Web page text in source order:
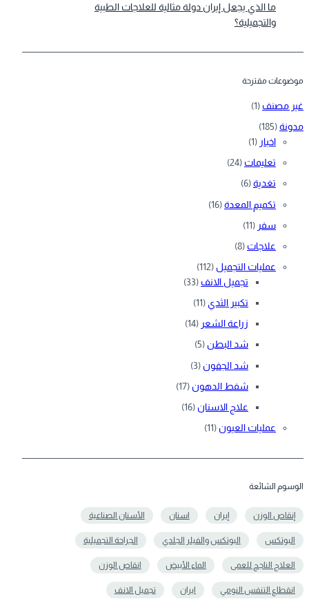
ما الذي يجعل إيران دولة مثالية للعلاجات الطبية
والتجميلية؟
موضوعات مقترحة
غير مصنف (1)
مدونة(185)
اخبار (1)
تعليمات (24)
تغدية(6)
تكميم المعدة(16)
سفر (11)
علاجات (8)
عمليات التجميل (112)
تجميل الانف (33)
تكبير الثدي (11)
زراعة الشعر (14)
شد البطن(5)
شد الجفون (3)
شفط الدهون (17)
علاج الاسنان (16)
عمليات العيون (11)
الوسوم الشائعة
إنقاص الوزن إيران اسنان الأسنان الصناعية
البوتكس البوتكس والفيلر الجلدي الجراحة التجميلية
العلاج الناجح للعمى الماء الأبيض انقاص الوزن
انقطاع التنفس النومي ايران تجميل الانف